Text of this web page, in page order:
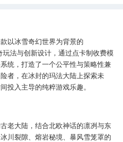
以冰雪奇幻世界为背景的
玩法与创新设计，通过点卡制收费模
统，打造了一个公平性与策略性兼
者，在冰封的玛法大陆上探索未
投入主导的纯粹游戏乐趣。
老大陆，结合北欧神话的凛冽与东
川裂隙、熔岩秘境、暴风雪笼罩的